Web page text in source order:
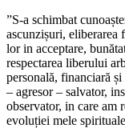
”S-a schimbat
ascunzișuri,
lor in acceptare,
respectarea liberului
personală, financiară
– agresor – salvator,
observator, in care am
evoluției mele